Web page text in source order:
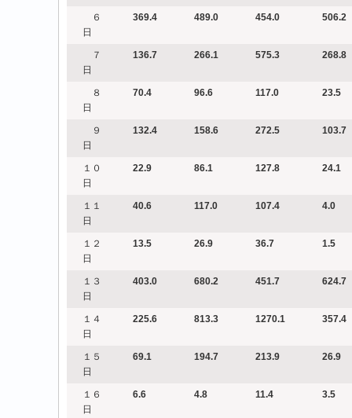
６
日
369.4 489.0 454.0 506.2
７
日
136.7 266.1 575.3 268.8
８
日
70.4 96.6 117.0 23.5
９
日
132.4 158.6 272.5 103.7
１０
日
22.9 86.1 127.8 24.1
１１
日
40.6 117.0 107.4 4.0
１２
日
13.5 26.9 36.7 1.5
１３
日
403.0 680.2 451.7 624.7
１４
日
225.6 813.3 1270.1 357.4
１５
日
69.1 194.7 213.9 26.9
１６
日
6.6 4.8 11.4 3.5